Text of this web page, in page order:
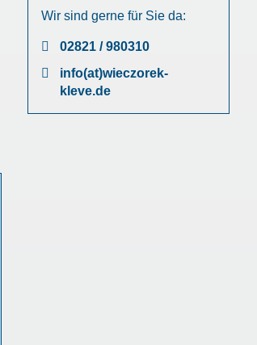
Wir sind gerne für Sie da:
02821 / 980310
info(at)wieczorek-
kleve.de